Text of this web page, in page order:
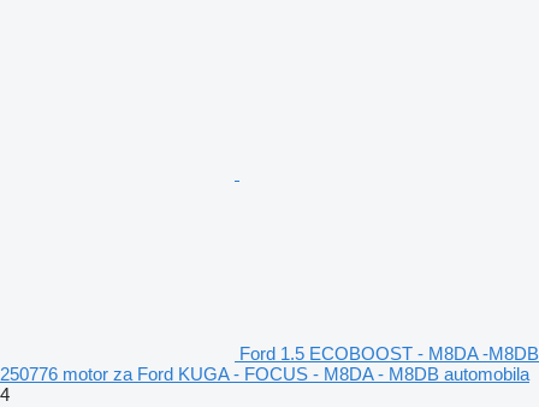
Ford 1.5 ECOBOOST - M8DA -M8DB
250776 motor za Ford KUGA - FOCUS - M8DA - M8DB automobila
4